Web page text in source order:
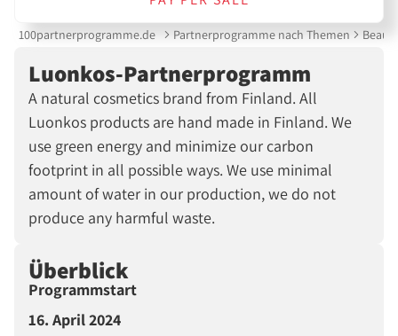
100partnerprogramme.de Partnerprogramme nach Themen
Luonkos-Partnerprogramm
A natural cosmetics brand from Finland. All
Luonkos products are hand made in Finland. We
use green energy and minimize our carbon
footprint in all possible ways. We use minimal
amount of water in our production, we do not
produce any harmful waste.
Überblick
Programmstart
16. April 2024